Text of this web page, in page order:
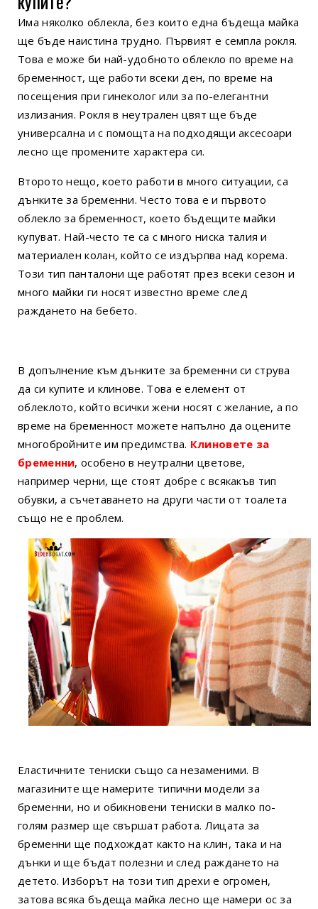
Има няколко облекла, без които една бъдеща майка
ще бъде наистина трудно. Първият е семпла рокля.
Това е може би най-удобното облекло по време на
бременност, ще работи всеки ден, по време на
посещения при гинеколог или за по-елегантни
излизания. Рокля в неутрален цвят ще бъде
универсална и с помощта на подходящи аксесоари
лесно ще промените характера си.
Второто нещо, което работи в много ситуации, са
дънките за бременни. Често това е и първото
облекло за бременност, което бъдещите майки
купуват. Най-често те са с много ниска талия и
материален колан, който се издърпва над корема.
Този тип панталони ще работят през всеки сезон и
много майки ги носят известно време след
раждането на бебето.
В допълнение към дънките за бременни си струва
да си купите и клинове. Това е елемент от
облеклото, който всички жени носят с желание, а по
време на бременност можете напълно да оцените
многобройните им предимства. Клиновете за
бременни, особено в неутрални цветове,
например черни, ще стоят добре с всякакъв тип
обувки, а съчетаването на други части от тоалета
също не е проблем.
Еластичните тениски също са незаменими. В
магазините ще намерите типични модели за
бременни, но и обикновени тениски в малко по-
голям размер ще свършат работа. Лицата за
бременни ще подхождат както на клин, така и на
дънки и ще бъдат полезни и след раждането на
детето. Изборът на този тип дрехи е огромен,
затова всяка бъдеща майка лесно ще намери ос за